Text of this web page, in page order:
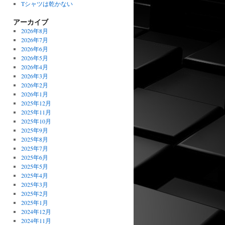
Tシャツは乾かない
アーカイブ
2026年8月
2026年7月
2026年6月
2026年5月
2026年4月
2026年3月
2026年2月
2026年1月
2025年12月
2025年11月
2025年10月
2025年9月
2025年8月
2025年7月
2025年6月
2025年5月
2025年4月
2025年3月
2025年2月
2025年1月
2024年12月
2024年11月